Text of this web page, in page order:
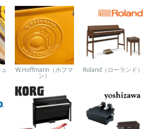
W.Hoffmann（ホフマ
ン）
Roland（ローランド）